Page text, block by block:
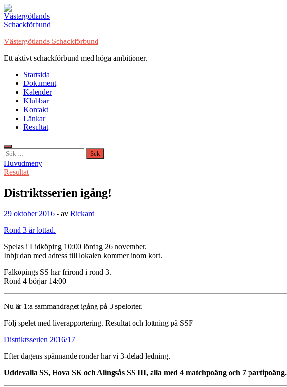
Hoppa
till
innehåll
Västergötlands Schackförbund
Ett aktivt schackförbund med höga ambitioner.
Startsida
Dokument
Kalender
Klubbar
Kontakt
Länkar
Resultat
Sök
efter:
Huvudmeny
Resultat
Distriktsserien igång!
29 oktober 2016 - av Rickard
Rond 3 är lottad.
Spelas i Lidköping 10:00 lördag 26 november.
Inbjudan med adress till lokalen kommer inom kort.
Falköpings SS har frirond i rond 3.
Rond 4 börjar 14:00
Nu är 1:a sammandraget igång på 3 spelorter.
Följ spelet med liverapportering. Resultat och lottning på SSF
Distriktsserien 2016/17
Efter dagens spännande ronder har vi 3-delad ledning.
Uddevalla SS, Hova SK och Alingsås SS III, alla med 4 matchpoäng och 7 partipoäng.